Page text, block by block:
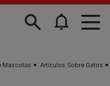
Mascotas Artículos Sobre Gatos